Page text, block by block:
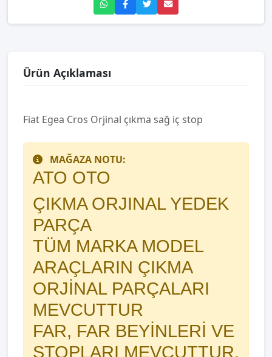
Ürün Açıklaması
Fiat Egea Cros Orjinal çıkma sağ iç stop
MAĞAZA NOTU:
ATO OTO
ÇIKMA ORJINAL YEDEK
PARÇA
TÜM MARKA MODEL
ARAÇLARIN ÇIKMA
ORJİNAL PARÇALARI
MEVCUTTUR
FAR, FAR BEYİNLERİ VE
STOPLARI MEVCUTTUR.